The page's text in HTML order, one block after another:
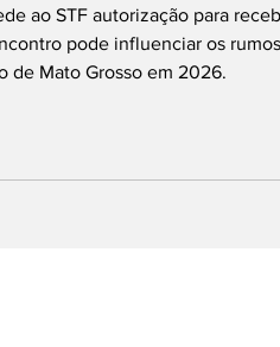
ao STF autorização para
pode influenciar os
de Mato Grosso em 2026.